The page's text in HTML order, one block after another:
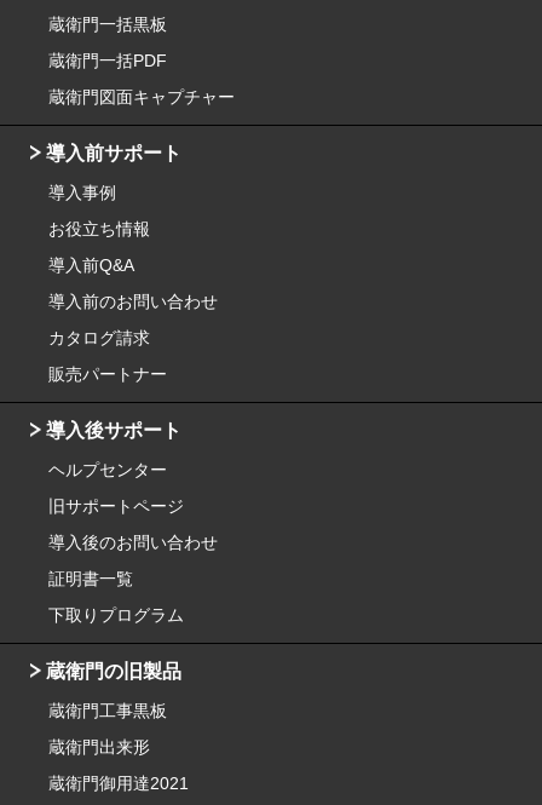
蔵衛門一括黒板
蔵衛門一括PDF
蔵衛門図面キャプチャー
導入前サポート
導入事例
お役立ち情報
導入前Q&A
導入前のお問い合わせ
カタログ請求
販売パートナー
導入後サポート
ヘルプセンター
旧サポートページ
導入後のお問い合わせ
証明書一覧
下取りプログラム
蔵衛門の旧製品
蔵衛門工事黒板
蔵衛門出来形
蔵衛門御用達2021